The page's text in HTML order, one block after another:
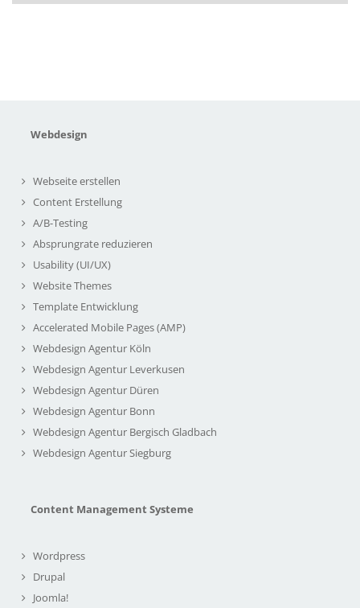
Webdesign
Webseite erstellen
Content Erstellung
A/B-Testing
Absprungrate reduzieren
Usability (UI/UX)
Website Themes
Template Entwicklung
Accelerated Mobile Pages (AMP)
Webdesign Agentur Köln
Webdesign Agentur Leverkusen
Webdesign Agentur Düren
Webdesign Agentur Bonn
Webdesign Agentur Bergisch Gladbach
Webdesign Agentur Siegburg
Content Management Systeme
Wordpress
Drupal
Joomla!